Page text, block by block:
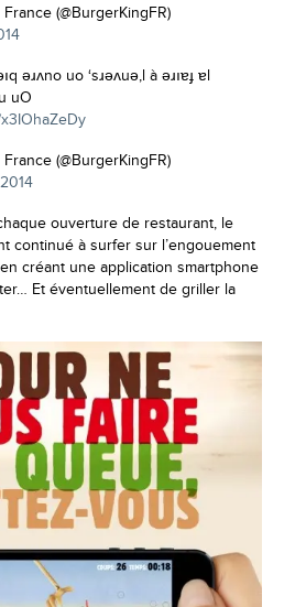
(@BurgerKingFR)
ǝɹʌno uo ‘sɹǝʌuǝ,l à ǝɹıɐɟ ɐl
uO
(@BurgerKingFR)
ouverture de restaurant, le
continué à surfer sur l’engouement
créant une application smartphone
Et éventuellement de griller la